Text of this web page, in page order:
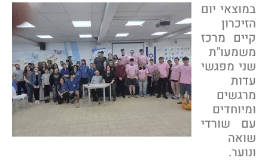
יום
מרכז
מפגשי
שורדי